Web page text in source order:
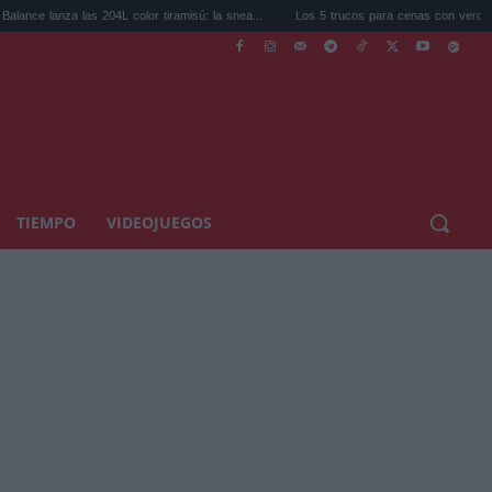
204L color tiramisú: la snea... Los 5 trucos para cenas con verduras que te
TIEMPO VIDEOJUEGOS